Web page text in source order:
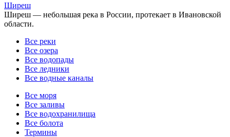
Ширеш
Ширеш — небольшая река в России, протекает в Ивановской
области.
Все реки
Все озера
Все водопады
Все ледники
Все водные каналы
Все моря
Все заливы
Все водохранилища
Все болота
Термины